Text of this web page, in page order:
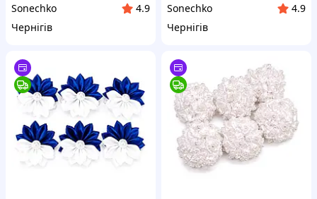
Sonechko
4.9
Чернігів
Sonechko
4.9
Чернігів